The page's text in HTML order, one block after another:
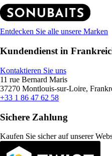
Entdecken Sie alle unsere Marken
Kundendienst in
Kontaktieren Sie uns
11 rue Bernard Maris
37270 Montlouis-sur-Loire,
+33 1 86 47 62 58
Sichere Zahlung
Kaufen Sie sicher auf unserer